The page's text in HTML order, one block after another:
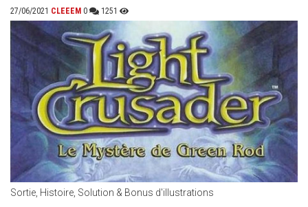
27/06/2021 CLEEEM 0 1251
Sortie, Histoire, Solution & Bonus d'illustrations